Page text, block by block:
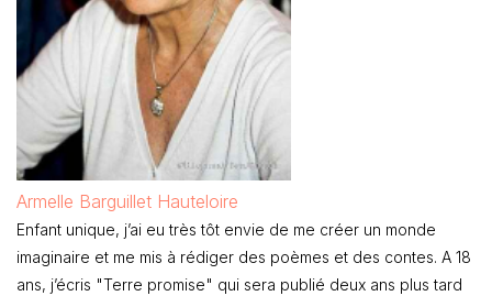
Armelle Barguillet Hauteloire
Enfant unique, j’ai eu très tôt envie de me créer un monde
imaginaire et me mis à rédiger des poèmes et des contes. A 18
ans, j’écris "Terre promise" qui sera publié deux ans plus tard